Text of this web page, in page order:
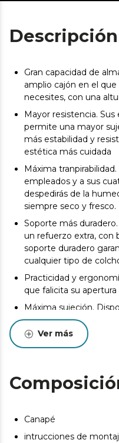
Descripción
Gran capacidad de
amplio cajón en el
necesites, con una
Mayor resistencia.
permite una mayor
más estabilidad y
estética más cuidada
Máxima
empleados y a sus
despedirás de la
siempre seco y fresco.
Soporte más
un refuerzo extra, con
soporte duradero
cualquier tipo de
Practicidad y
que falicita su
Máxima sujeción.
se desplace en
100% fabricado en
cuando las
consultar las bases
Pueden existir leves
mostrado y el
Ver más
Canapé
intrucciones de